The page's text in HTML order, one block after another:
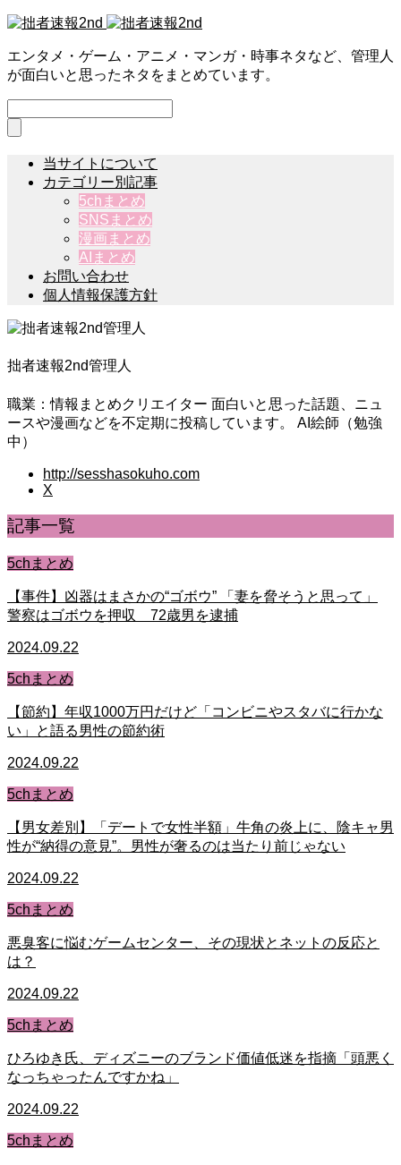
エンタメ・ゲーム・アニメ・マンガ・時事ネタなど、管理人
が面白いと思ったネタをまとめています。
当サイトについて
カテゴリー別記事
5chまとめ
SNSまとめ
漫画まとめ
AIまとめ
お問い合わせ
個人情報保護方針
拙者速報2nd管理人
職業：情報まとめクリエイター 面白いと思った話題、ニュ
ースや漫画などを不定期に投稿しています。 AI絵師（勉強
中）
http://sesshasokuho.com
X
記事一覧
5chまとめ
【事件】凶器はまさかの“ゴボウ” 「妻を脅そうと思って」
警察はゴボウを押収 72歳男を逮捕
2024.09.22
5chまとめ
【節約】年収1000万円だけど「コンビニやスタバに行かな
い」と語る男性の節約術
2024.09.22
5chまとめ
【男女差別】「デートで女性半額」牛角の炎上に、陰キャ男
性が“納得の意見”。男性が奢るのは当たり前じゃない
2024.09.22
5chまとめ
悪臭客に悩むゲームセンター、その現状とネットの反応と
は？
2024.09.22
5chまとめ
ひろゆき氏、ディズニーのブランド価値低迷を指摘「頭悪く
なっちゃったんですかね」
2024.09.22
5chまとめ